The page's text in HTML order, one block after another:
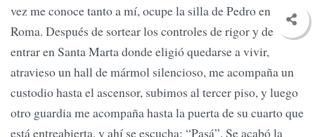
vez me conoce tanto a mí, ocupe la silla de Pedro en
Roma. Después de sortear los controles de rigor y de
entrar en Santa Marta donde eligió quedarse a vivir,
atravieso un hall de mármol silencioso, me acompaña un
custodio hasta el ascensor, subimos al tercer piso, y luego
otro guardia me acompaña hasta la puerta de su cuarto que
está entreabierta, y ahí se escucha: “Pasá”. Se acabó la